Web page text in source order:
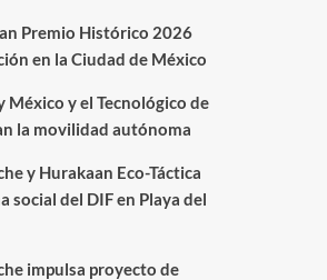
Premio Histórico 2026
en la Ciudad de México
México y el Tecnológico de
la movilidad autónoma
y Hurakaan Eco-Táctica
social del DIF en Playa del
impulsa proyecto de